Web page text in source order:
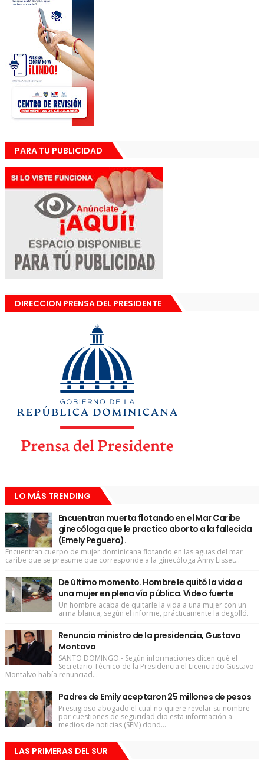
PARA TU PUBLICIDAD
DIRECCION PRENSA DEL PRESIDENTE
LO MÁS TRENDING
Encuentran muerta flotando en el Mar Caribe
ginecóloga que le practico aborto a la fallecida
(Emely Peguero).
Encuentran cuerpo de mujer dominicana flotando en las aguas del mar
caribe que se presume que corresponde a la ginecóloga Anny Lisset...
De último momento. Hombre le quitó la vida a
una mujer en plena vía pública. Video fuerte
Un hombre acaba de quitarle la vida a una mujer con un
arma blanca, según el informe, prácticamente la degolló.
Renuncia ministro de la presidencia, Gustavo
Montavo
SANTO DOMINGO.- Según informaciones dicen qué el
Secretario Técnico de la Presidencia el Licenciado Gustavo
Montalvo había renunciad...
Padres de Emily aceptaron 25 millones de pesos
Prestigioso abogado el cual no quiere revelar su nombre
por cuestiones de seguridad dio esta información a
medios de noticias (SFM) dond...
LAS PRIMERAS DEL SUR